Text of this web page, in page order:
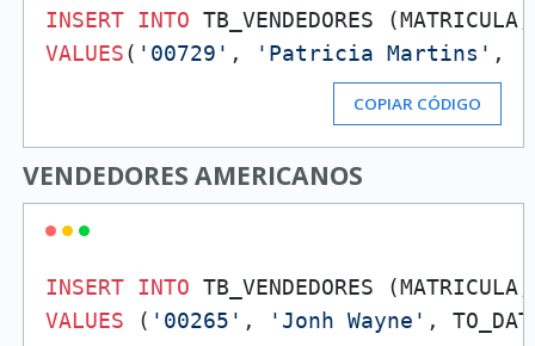
INSERT INTO
VALUES( '00729' , 'Patricia Martins' ,
COPIAR CÓDIGO
VENDEDORES AMERICANOS
INSERT INTO
VALUES ( '00265' , 'Jonh Wayne' ,